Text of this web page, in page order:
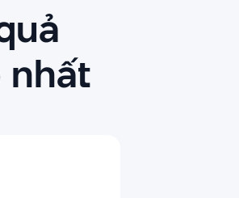
nhất